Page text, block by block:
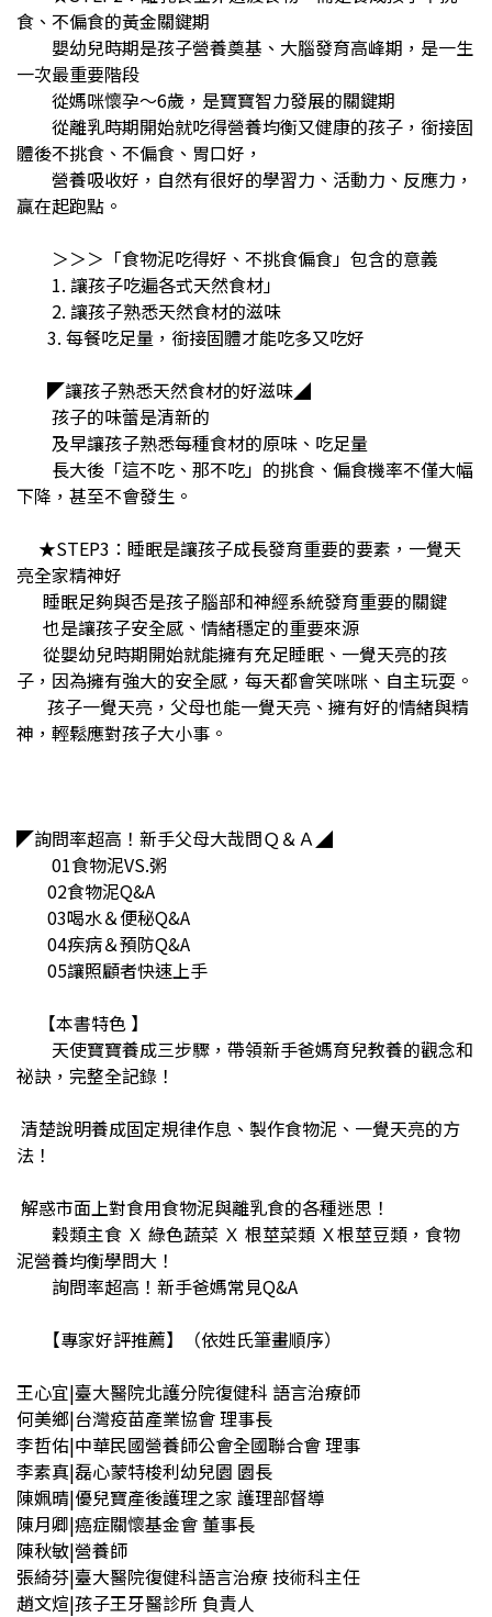
食、不偏食的黃金關鍵期
嬰幼兒時期是孩子營養奠基、大腦發育高峰期，是一生
一次最重要階段
從媽咪懷孕～6歲，是寶寶智力發展的關鍵期
從離乳時期開始就吃得營養均衡又健康的孩子，銜接固
體後不挑食、不偏食、胃口好，
營養吸收好，自然有很好的學習力、活動力、反應力，
贏在起跑點。
＞＞＞「食物泥吃得好、不挑食偏食」包含的意義
1. 讓孩子吃遍各式天然食材」
2. 讓孩子熟悉天然食材的滋味
3. 每餐吃足量，銜接固體才能吃多又吃好
◤讓孩子熟悉天然食材的好滋味◢
孩子的味蕾是清新的
及早讓孩子熟悉每種食材的原味、吃足量
長大後「這不吃、那不吃」的挑食、偏食機率不僅大幅
下降，甚至不會發生。
★STEP3：睡眠是讓孩子成長發育重要的要素，一覺天
亮全家精神好
睡眠足夠與否是孩子腦部和神經系統發育重要的關鍵
也是讓孩子安全感、情緒穩定的重要來源
從嬰幼兒時期開始就能擁有充足睡眠、一覺天亮的孩
子，因為擁有強大的安全感，每天都會笑咪咪、自主玩耍。
孩子一覺天亮，父母也能一覺天亮、擁有好的情緒與精
神，輕鬆應對孩子大小事。
◤詢問率超高！新手父母大哉問Ｑ＆Ａ◢
01食物泥VS.粥
02食物泥Q&A
03喝水＆便秘Q&A
04疾病＆預防Q&A
05讓照顧者快速上手
【本書特色 】
天使寶寶養成三步驟，帶領新手爸媽育兒教養的觀念和
祕訣，完整全記錄！
清楚說明養成固定規律作息、製作食物泥、一覺天亮的方
法！
解惑市面上對食用食物泥與離乳食的各種迷思！
穀類主食 Ｘ 綠色蔬菜 Ｘ 根莖菜類 Ｘ根莖豆類，食物
泥營養均衡學問大！
詢問率超高！新手爸媽常見Q&A
【專家好評推薦】（依姓氏筆畫順序）
王心宜|臺大醫院北護分院復健科 語言治療師
何美鄉|台灣疫苗產業協會 理事長
李哲佑|中華民國營養師公會全國聯合會 理事
李素真|磊心蒙特梭利幼兒園 園長
陳姵晴|優兒寶產後護理之家 護理部督導
陳月卿|癌症關懷基金會 董事長
陳秋敏|營養師
張綺芬|臺大醫院復健科語言治療 技術科主任
趙文煊|孩子王牙醫診所 負責人